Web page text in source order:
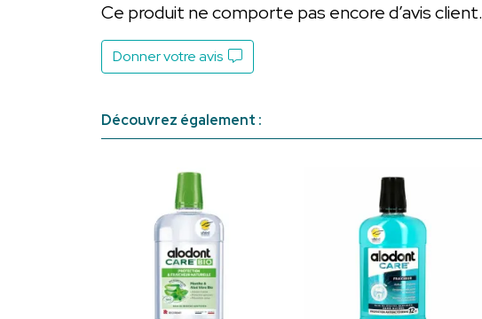
Ce produit ne comporte pas encore d’avis client.
Donner votre avis
Découvrez également :